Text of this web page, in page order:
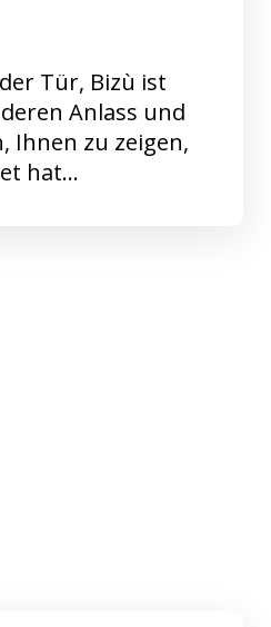
Tür, Bizù ist
Anlass und
Ihnen zu zeigen,
hat…